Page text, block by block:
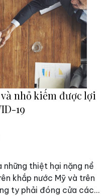
tăng ở cả cấp độ lẫn
nhỏ kiếm được lợi
19
thiệt hại nặng nề
khắp nước Mỹ và trên
ty phải đóng cửa các